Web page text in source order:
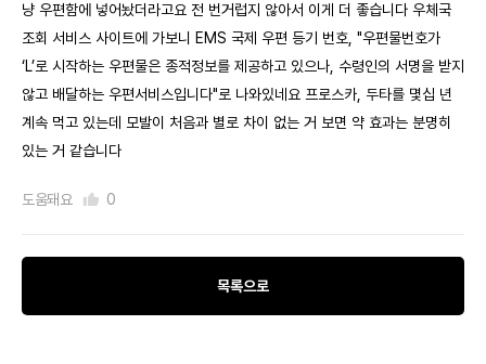
냥 우편함에 넣어놨더라고요 전 번거럽지 않아서 이게 더 좋습니다 우체국
조회 서비스 사이트에 가보니 EMS 국제 우편 등기 번호, "우편물번호가
‘L’로 시작하는 우편물은 종적정보를 제공하고 있으나, 수령인의 서명을 받지
않고 배달하는 우편서비스입니다"로 나와있네요 프로스카, 두타를 몇십 년
계속 먹고 있는데 모발이 처음과 별로 차이 없는 거 보면 약 효과는 분명히
있는 거 같습니다
도움돼요 0
목록으로